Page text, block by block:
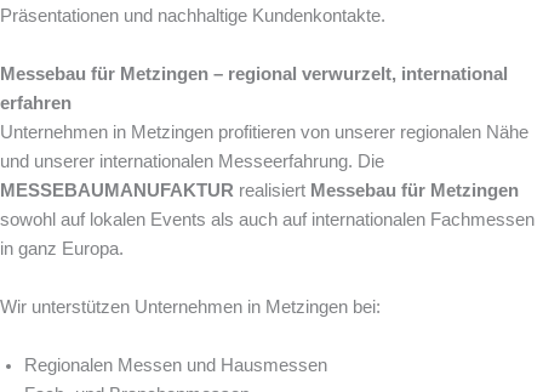
Präsentationen und nachhaltige Kundenkontakte.
Messebau für Metzingen – regional verwurzelt, international
erfahren
Unternehmen in Metzingen profitieren von unserer regionalen Nähe
und unserer internationalen Messeerfahrung. Die
MESSEBAUMANUFAKTUR realisiert Messebau für Metzingen
sowohl auf lokalen Events als auch auf internationalen Fachmessen
in ganz Europa.
Wir unterstützen Unternehmen in Metzingen bei:
Regionalen Messen und Hausmessen